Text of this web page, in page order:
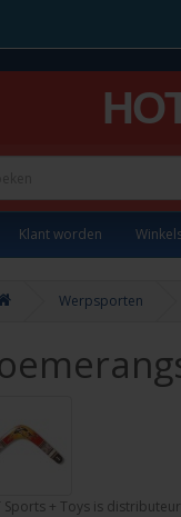
Klant worden
Werpsporten
Sports + Toys is